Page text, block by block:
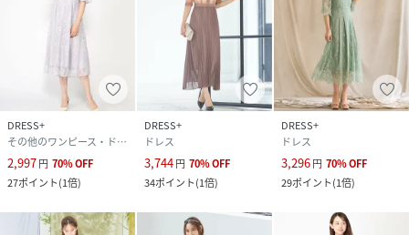
DRESS+
その他のワンピース・ドレス
2,997円 70%OFF
27ポイント(1倍)
DRESS+
ドレス
3,744円 70%OFF
34ポイント(1倍)
DRESS+
ドレス
3,296円 70%OFF
29ポイント(1倍)